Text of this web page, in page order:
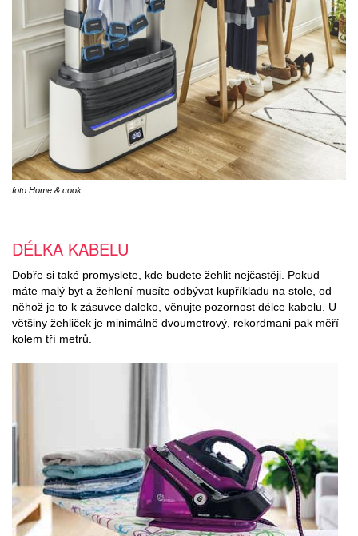
foto Home & cook
DÉLKA KABELU
Dobře si také promyslete, kde budete žehlit nejčastěji. Pokud
máte malý byt a žehlení musíte odbývat kupříkladu na stole, od
něhož je to k zásuvce daleko, věnujte pozornost délce kabelu. U
většiny žehliček je minimálně dvoumetrový, rekordmani pak měří
kolem tří metrů.